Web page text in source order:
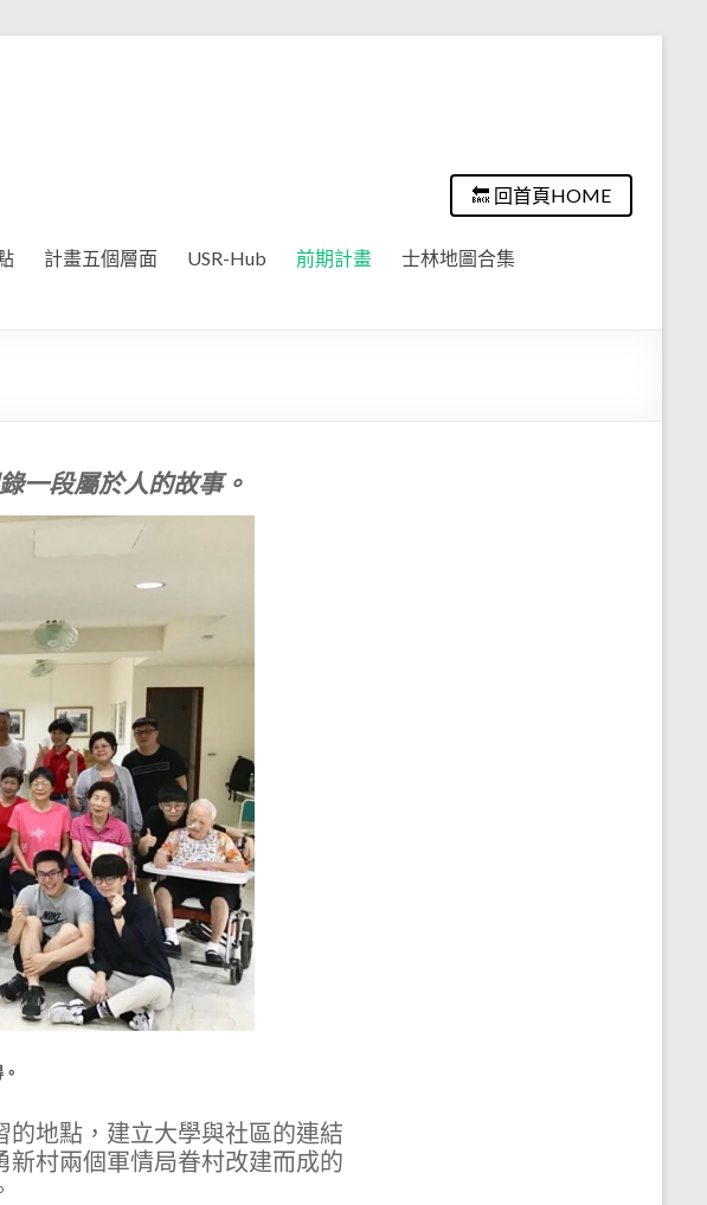
🔙 回首頁HOME
計畫五個層面 USR-Hub 前期計畫
士林地圖合集
一段屬於人的故事。
地點，建立大學與社區的連結
村兩個軍情局眷村改建而成的